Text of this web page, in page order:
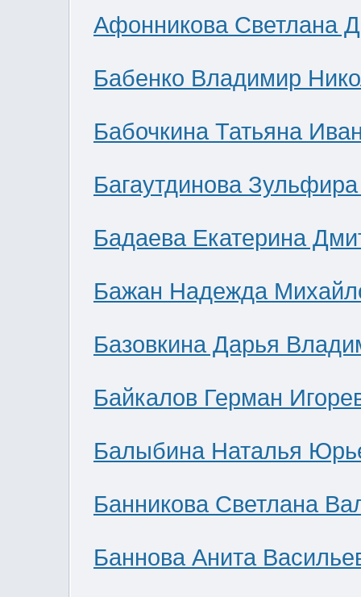
Афонникова Светлана
Бабенко Владимир
Бабочкина Татьяна
Багаутдинова
Бадаева Екатерина
Бажан Надежда
Базовкина Дарья
Байкалов Герман
Балыбина Наталья
Банникова Светлана
Баннова Анита